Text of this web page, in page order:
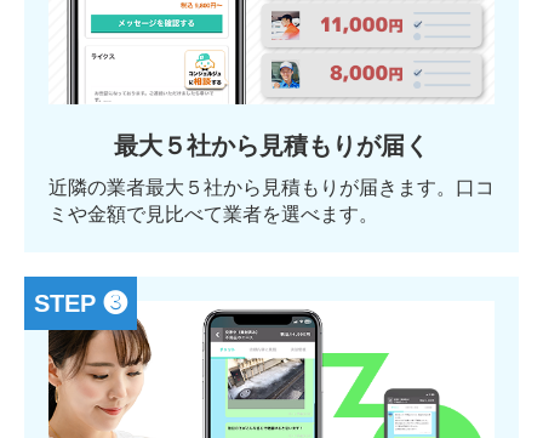
最大５社から見積もりが届く
近隣の業者最大５社から見積もりが届きます。口コ
ミや金額で見比べて業者を選べます。
STEP ❸